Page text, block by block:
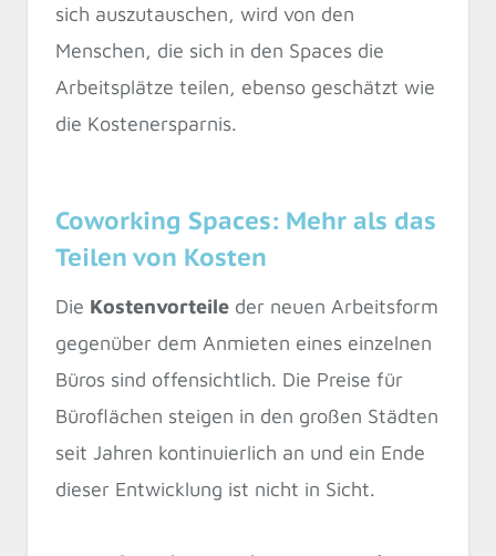
sich auszutauschen, wird von den
Menschen, die sich in den Spaces die
Arbeitsplätze teilen, ebenso geschätzt wie
die Kostenersparnis.
Coworking Spaces: Mehr als das
Teilen von Kosten
Die Kostenvorteile der neuen Arbeitsform
gegenüber dem Anmieten eines einzelnen
Büros sind offensichtlich. Die Preise für
Büroflächen steigen in den großen Städten
seit Jahren kontinuierlich an und ein Ende
dieser Entwicklung ist nicht in Sicht.